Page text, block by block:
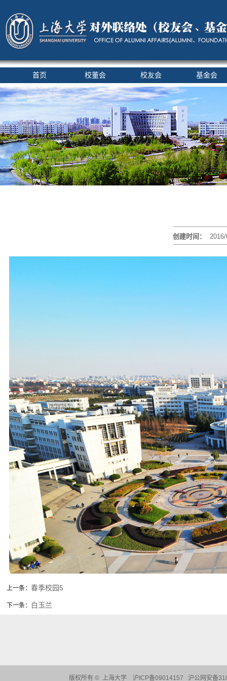
首页 校董会 校友会 基金会
创建时间：
上一条： 春季校园5
下一条： 白玉兰
版权所有 © 上海大学
沪ICP备09014157 沪公网安备